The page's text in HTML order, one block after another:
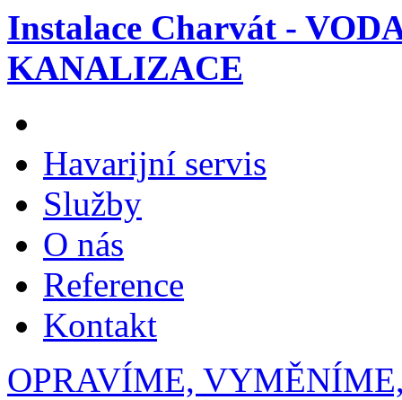
Instalace Charvát -
KANALIZACE
Havarijní servis
Služby
O nás
Reference
Kontakt
OPRAVÍME,